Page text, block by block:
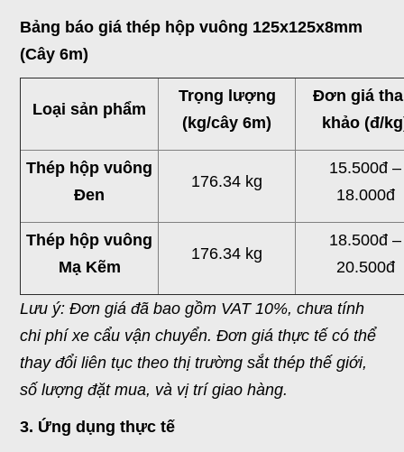
Bảng báo giá thép hộp vuông 125x125x8mm
(Cây 6m)
Loại sản phẩm
Trọng lượng
(kg/cây 6m)
Đơn giá
khảo (đ/
Thép hộp vuông
Đen
176.34 kg
15.500đ –
18.000đ
Thép hộp vuông
Mạ Kẽm
176.34 kg
18.500đ –
20.500đ
Lưu ý: Đơn giá đã bao gồm VAT 10%, chưa tính
chi phí xe cẩu vận chuyển. Đơn giá thực tế có thể
thay đổi liên tục theo thị trường sắt thép thế giới,
số lượng đặt mua, và vị trí giao hàng.
3. Ứng dụng thực tế